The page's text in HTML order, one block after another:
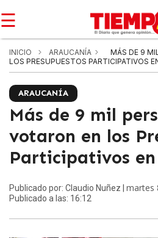
☰
INICIO ARAUCANÍA
MÁS DE 9
LOS PRESUPUESTOS PARTICIPATIVOS
ARAUCANÍA
Más de 9 mil
votaron en los
Participativos
Publicado por: Claudio Nuñez | martes
Publicado a las: 16:12